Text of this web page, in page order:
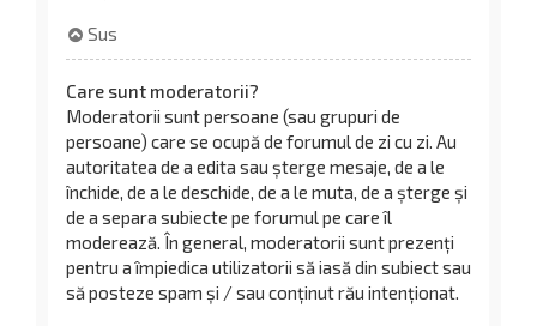
Sus
Care sunt moderatorii?
Moderatorii sunt persoane (sau grupuri de
persoane) care se ocupă de forumul de zi cu zi. Au
autoritatea de a edita sau șterge mesaje, de a le
închide, de a le deschide, de a le muta, de a șterge și
de a separa subiecte pe forumul pe care îl
moderează. În general, moderatorii sunt prezenți
pentru a împiedica utilizatorii să iasă din subiect sau
să posteze spam și / sau conținut rău intenționat.